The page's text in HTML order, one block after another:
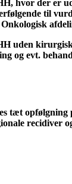
hvor der er
til
uden
og evt.
tæt opfølgning
recidiver